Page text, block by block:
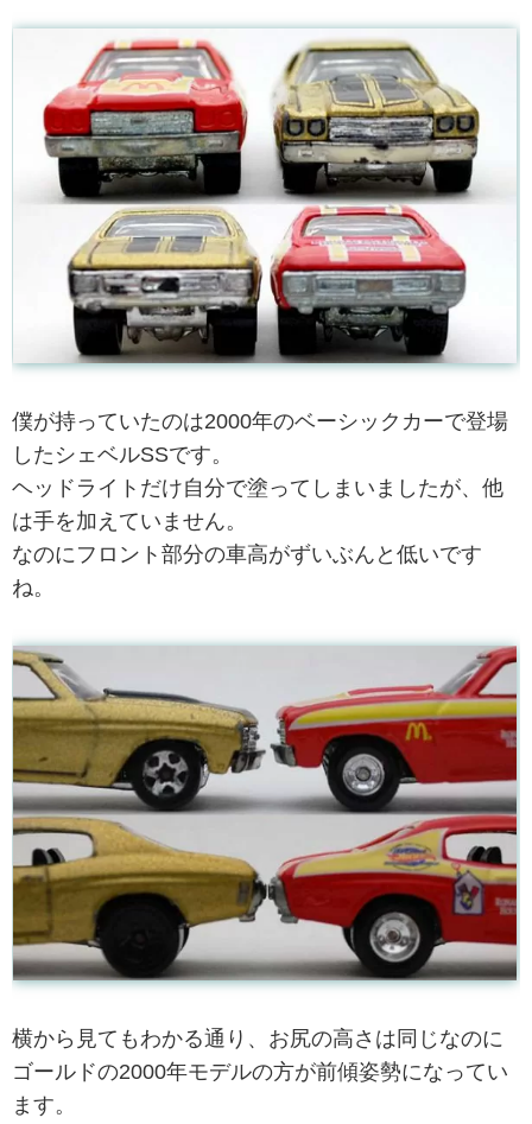
僕が持っていたのは2000年のベーシックカーで登場
したシェベルSSです。
ヘッドライトだけ自分で塗ってしまいましたが、他
は手を加えていません。
なのにフロント部分の車高がずいぶんと低いです
ね。
横から見てもわかる通り、お尻の高さは同じなのに
ゴールドの2000年モデルの方が前傾姿勢になってい
ます。